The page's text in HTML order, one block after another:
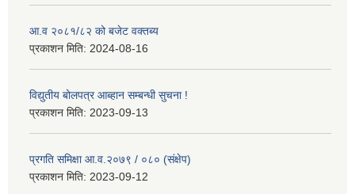
आ.व २०८१/८२ को बजेट वक्तब्य
प्रकाशन मिति: 2024-08-16
विद्युतीय बोलपत्र आब्हान सम्बन्धी सुचना !
प्रकाशन मिति: 2023-09-13
प्रगति समिक्षा आ.व.२०७९ / ०८० (संक्षेप)
प्रकाशन मिति: 2023-09-12